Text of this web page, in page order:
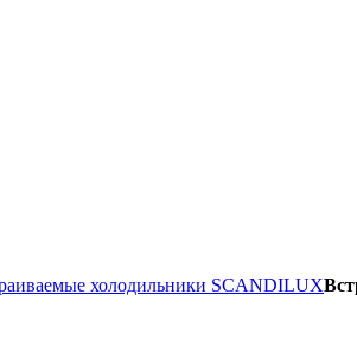
холодильники SCANDILUX